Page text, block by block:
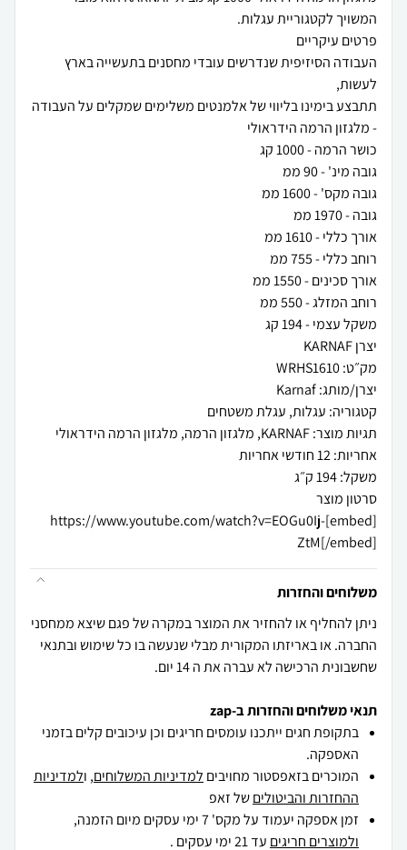
העבודה הסיזיפית שנדרשים עובדי מחסנים בתעשייה בארץ
תתבצע בימינו בליווי של אלמנטים משלימים שמקלים על העבודה
[embed]https://www.youtube.com/watch?v=EOGu0Ij-
ZtM[/embed]
משלוחים והחזרות
ניתן להחליף או להחזיר את המוצר במקרה של פגם שיצא ממחסני
החברה. או באריזתו המקורית מבלי שנעשה בו כל שימוש ובתנאי
שחשבונית הרכישה לא עברה את ה 14 יום.
תנאי משלוחים והחזרות ב-zap
בתקופת חגים ייתכנו עומסים חריגים וכן עיכובים קלים בזמני
האספקה.
המוכרים בזאפסטור מחויבים למדיניות המשלוחים, ולמדיניות
ההחזרות והביטוליםשל זאפ
זמן אספקה יעמוד על מקס' 7 ימי עסקים מיום הזמנה,
ולמוצרים חריגים עד 21 ימי עסקים .